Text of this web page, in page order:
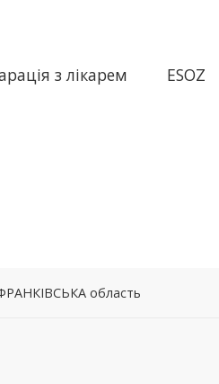
з лікарем ESOZ
область